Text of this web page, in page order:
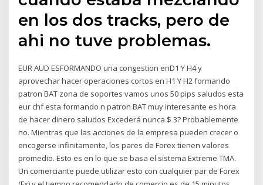
en los dos tracks, pero de
ahi no tuve problemas.
EUR AUD ESFORMANDO una congestion enD1 Y H4 y
aprovechar hacer operaciones cortos en H1 Y H2 formando
patron BAT zona de soportes vamos unos 50 pips saludos esta
eur chf esta formando n patron BAT muy interesante es hora
de hacer dinero saludos Excederá nunca $ 3? Probablemente
no. Mientras que las acciones de la empresa pueden crecer o
encogerse infinitamente, los pares de Forex tienen valores
promedio. Esto es en lo que se basa el sistema Extreme TMA.
Un comerciante puede utilizar esto con cualquier par de Forex